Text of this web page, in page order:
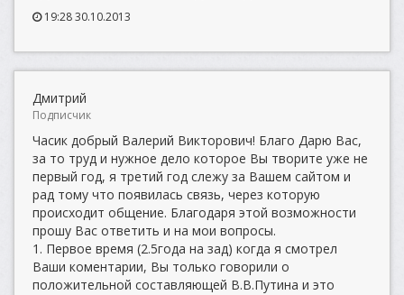
19:28 30.10.2013
Дмитрий
Подписчик
Часик добрый Валерий Викторович! Благо Дарю Вас,
за то труд и нужное дело которое Вы творите уже не
первый год, я третий год слежу за Вашем сайтом и
рад тому что появилась связь, через которую
происходит общение. Благодаря этой возможности
прошу Вас ответить и на мои вопросы.
1. Первое время (2.5года на зад) когда я смотрел
Ваши коментарии, Вы только говорили о
положительной составляющей В.В.Путина и это